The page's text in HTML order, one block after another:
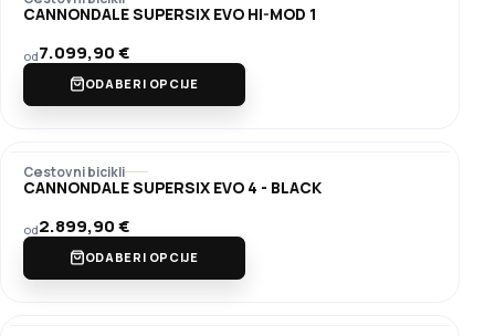
CANNONDALE SUPERSIX EVO HI-MOD 1
od7.099,90€
ODABERI OPCIJE
Cestovni bicikli
CANNONDALE SUPERSIX EVO 4 - BLACK
od2.899,90€
ODABERI OPCIJE